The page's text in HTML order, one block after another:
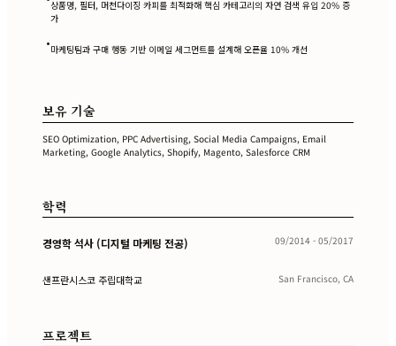
상품명, 필터, 머천다이징 카피를 최적화해 핵심 카테고리의 자연 검색 유입 20% 증
가
•마케팅팀과 구매 행동 기반 이메일 세그먼트를 설계해 오픈율 10% 개선
보유 기술
SEO Optimization, PPC Advertising, Social Media Campaigns, Email
Marketing, Google Analytics, Shopify, Magento, Salesforce CRM
학력
경영학 석사 (디지털 마케팅 전공) 09/2014 - 05/2017
샌프란시스코 주립대학교 San Francisco, CA
프로젝트